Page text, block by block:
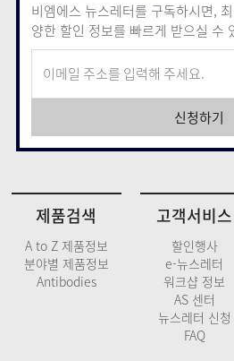
제품검색
A to Z 제품정보
분야별 제품정보
Antibodies
고객서비스
할인행사
e-뉴스레터
워크샵 정보
AS 센터
뉴스레터 신청
FAQ
비엠에스 뉴스레터를 구독하시면,
양한 할인 정보를 빠르게 받으실 수
신청하기